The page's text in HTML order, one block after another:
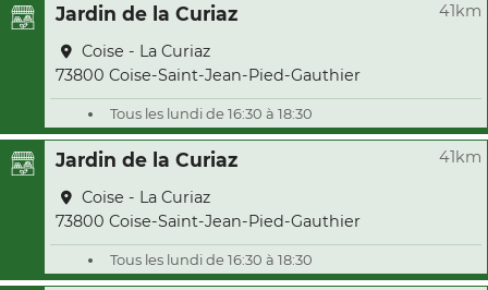
Jardin de la Curiaz 41km
Coise - La Curiaz
73800 Coise-Saint-Jean-Pied-Gauthier
Tous les lundi de 16:30 à 18:30
Jardin de la Curiaz 41km
Coise - La Curiaz
73800 Coise-Saint-Jean-Pied-Gauthier
Tous les lundi de 16:30 à 18:30